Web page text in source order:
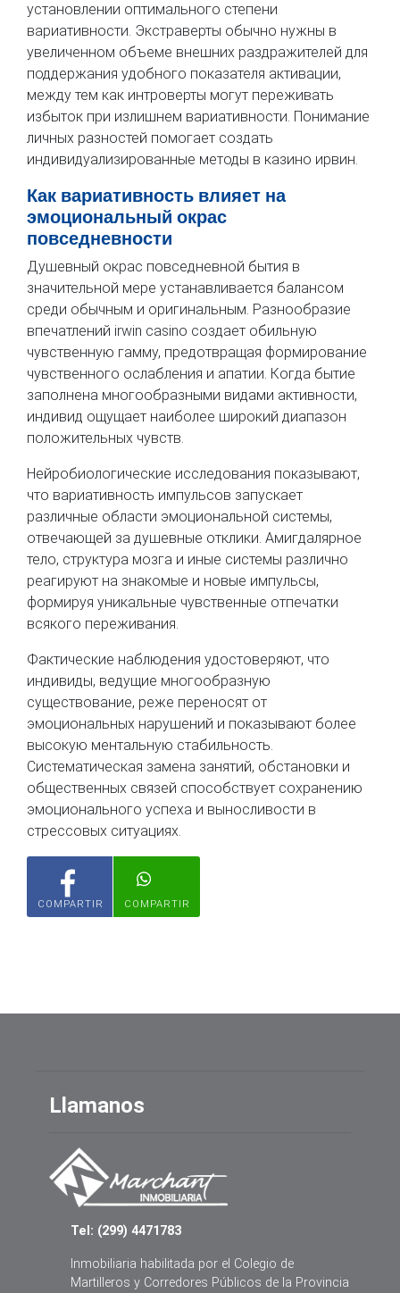
установлении оптимального степени
вариативности. Экстраверты обычно нужны в
увеличенном объеме внешних раздражителей для
поддержания удобного показателя активации,
между тем как интроверты могут переживать
избыток при излишнем вариативности. Понимание
личных разностей помогает создать
индивидуализированные методы в казино ирвин.
Как вариативность влияет на
эмоциональный окрас
повседневности
Душевный окрас повседневной бытия в
значительной мере устанавливается балансом
среди обычным и оригинальным. Разнообразие
впечатлений irwin casino создает обильную
чувственную гамму, предотвращая формирование
чувственного ослабления и апатии. Когда бытие
заполнена многообразными видами активности,
индивид ощущает наиболее широкий диапазон
положительных чувств.
Нейробиологические исследования показывают,
что вариативность импульсов запускает
различные области эмоциональной системы,
отвечающей за душевные отклики. Амигдалярное
тело, структура мозга и иные системы различно
реагируют на знакомые и новые импульсы,
формируя уникальные чувственные отпечатки
всякого переживания.
Фактические наблюдения удостоверяют, что
индивиды, ведущие многообразную
существование, реже переносят от
эмоциональных нарушений и показывают более
высокую ментальную стабильность.
Систематическая замена занятий, обстановки и
общественных связей способствует сохранению
эмоционального успеха и выносливости в
стрессовых ситуациях.
COMPARTIR COMPARTIR
Llamanos
Tel: (299) 4471783
Inmobiliaria habilitada por el Colegio de
Martilleros y Corredores Públicos de la Provincia